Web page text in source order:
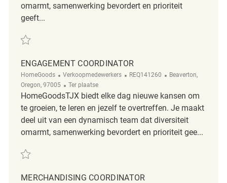
omarmt, samenwerking bevordert en prioriteit
geeft...
Redden Merchandise Coordinator REQ142753
ENGAGEMENT COORDINATOR
HomeGoods Categorie
Verkoopmedewerkers ReqId
REQ141260 Plaats
Beaverton,
Oregon, 97005
Afgelegen
Ter plaatse
HomeGoodsTJX biedt elke dag nieuwe kansen om
te groeien, te leren en jezelf te overtreffen. Je maakt
deel uit van een dynamisch team dat diversiteit
omarmt, samenwerking bevordert en prioriteit gee...
Redden Engagement Coordinator REQ141260
MERCHANDISING COORDINATOR